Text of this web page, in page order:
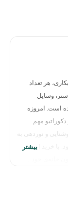
هر تعداد
وسایل
است. امروزه
مهم
و نوردهی به
با خرید این